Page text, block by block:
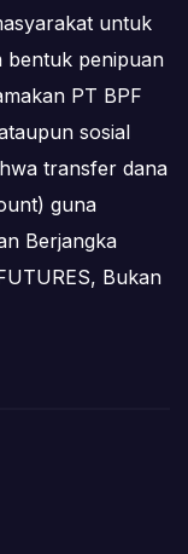
untuk
bentuk penipuan
PT BPF
sosial
transfer dana
guna
Berjangka
Bukan